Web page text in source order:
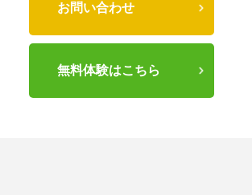
お問い合わせ
無料体験はこちら